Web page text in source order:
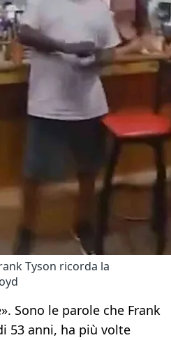
Tyson ricorda la
Sono le parole che Frank
53 anni, ha più volte